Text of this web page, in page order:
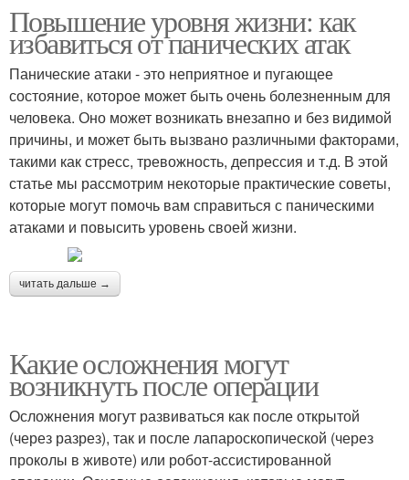
Повышение уровня жизни: как
избавиться от панических атак
Панические атаки - это неприятное и пугающее
состояние, которое может быть очень болезненным для
человека. Оно может возникать внезапно и без видимой
причины, и может быть вызвано различными факторами,
такими как стресс, тревожность, депрессия и т.д. В этой
статье мы рассмотрим некоторые практические советы,
которые могут помочь вам справиться с паническими
атаками и повысить уровень своей жизни.
читать дальше →
Какие осложнения могут
возникнуть после операции
Осложнения могут развиваться как после открытой
(через разрез), так и после лапароскопической (через
проколы в животе) или робот-ассистированной